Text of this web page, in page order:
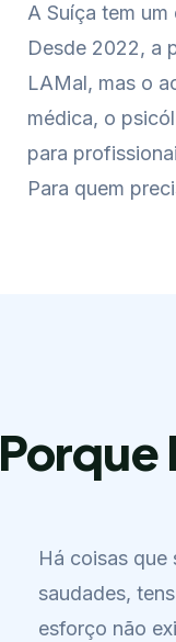
A Suíça tem
Desde 2022, a
LAMal, mas o
médica, o
para
Para quem
Porque
Há coisas que
saudades,
esforço não